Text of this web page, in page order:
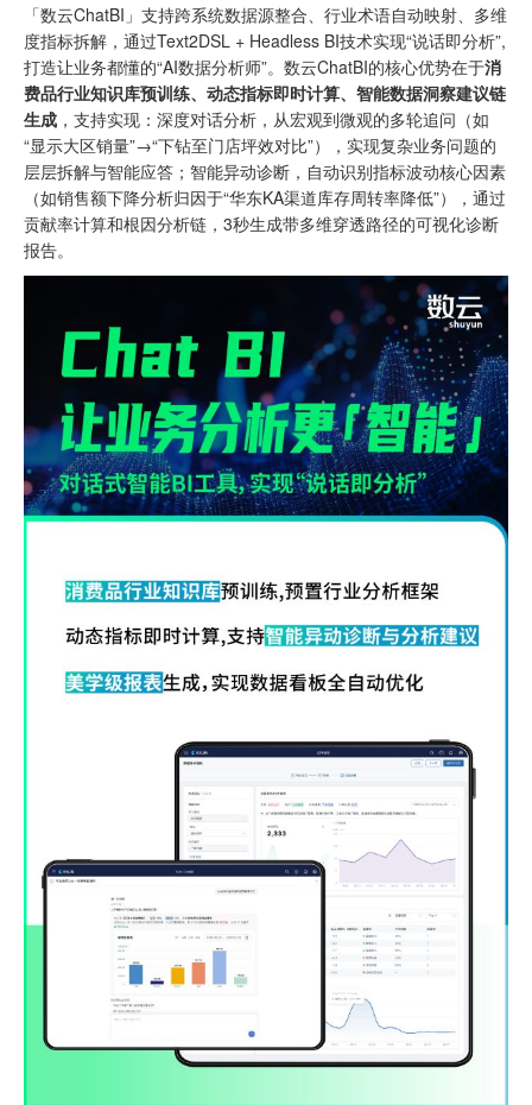
「数云ChatBI」支持跨系统数据源整合、行业术语自动映射、多维
度指标拆解，通过Text2DSL + Headless BI技术实现“说话即分析”,
打造让业务都懂的“AI数据分析师”。数云ChatBI的核心优势在于消
费品行业知识库预训练、动态指标即时计算、智能数据洞察建议链
生成 ，支持实现：深度对话分析，从宏观到微观的多轮追问（如
“显示大区销量”→“下钻至门店坪效对比”），实现复杂业务问题的
层层拆解与智能应答；智能异动诊断，自动识别指标波动核心因素
（如销售额下降分析归因于“华东KA渠道库存周转率降低”），通过
贡献率计算和根因分析链，3秒生成带多维穿透路径的可视化诊断
报告。